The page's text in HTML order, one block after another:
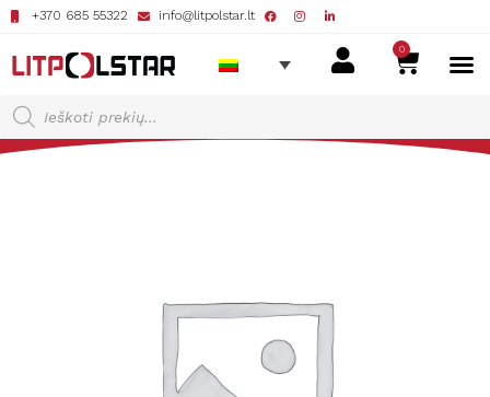
+370 685 55322 info@litpolstar.lt
0